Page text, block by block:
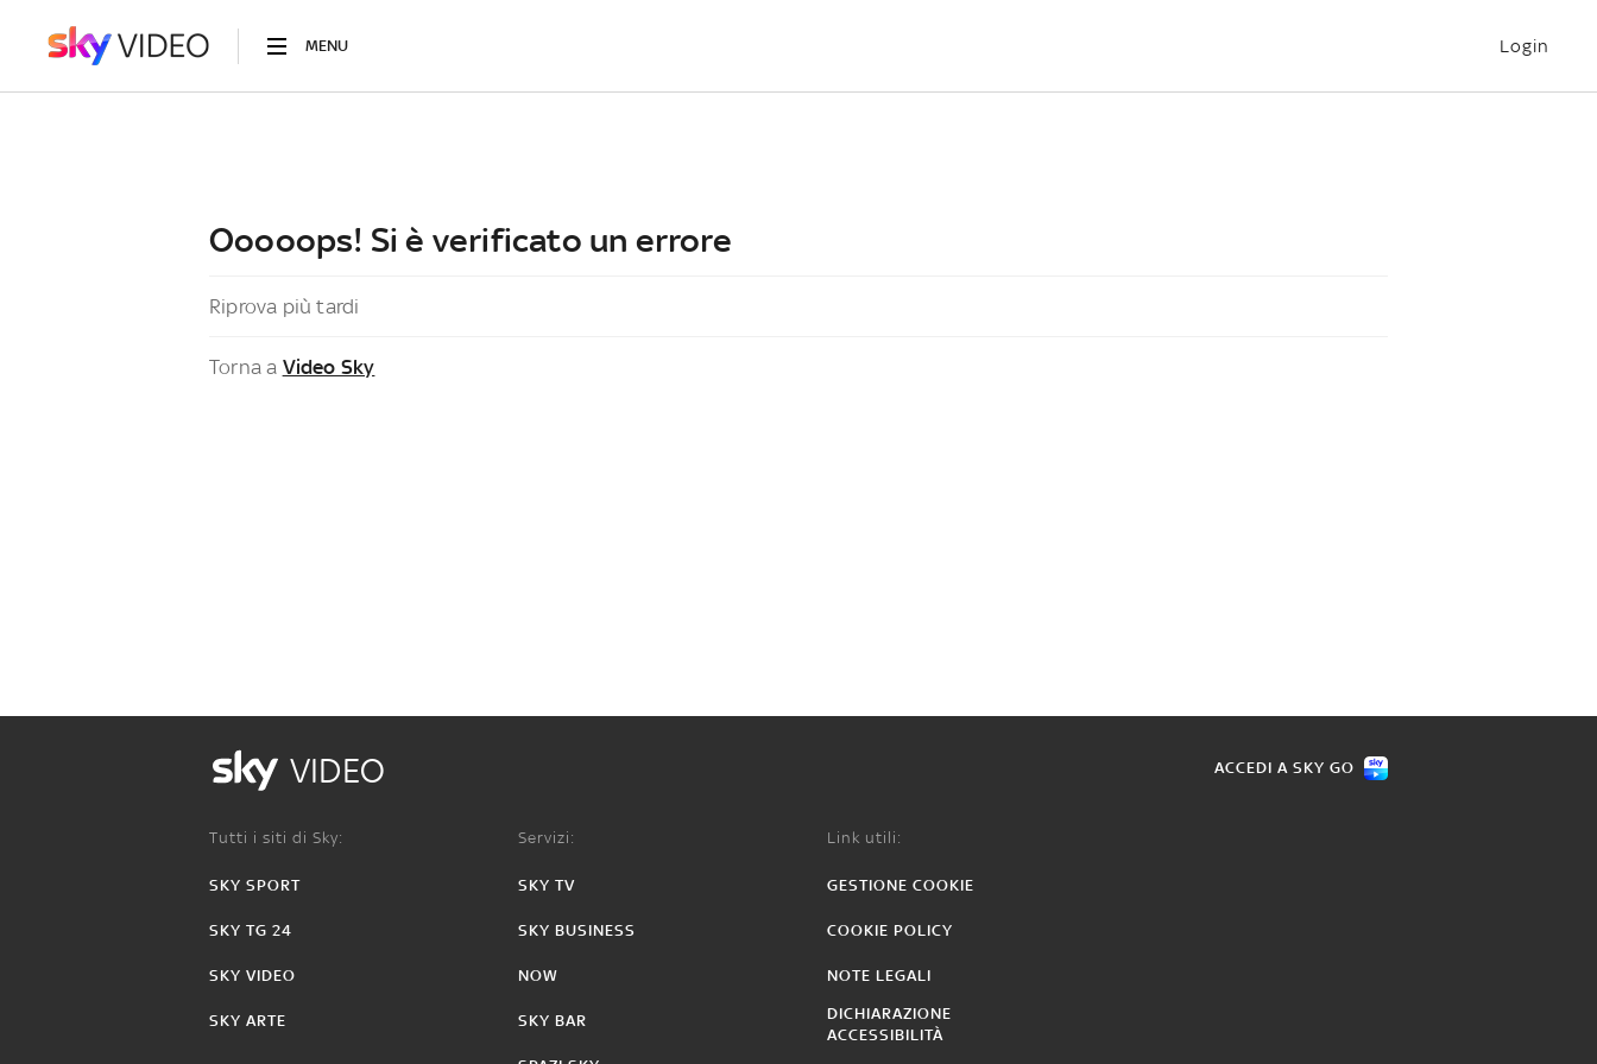
MENU Login
Ooooops! Si è verificato un errore
Riprova più tardi
Torna a Video Sky
VIDEO ACCEDI A SKY GO
Tutti i siti di Sky:
SKY SPORT
SKY TG 24
SKY VIDEO
SKY ARTE
Servizi:
SKY TV
SKY BUSINESS
NOW
SKY BAR
Link utili:
GESTIONE COOKIE
COOKIE POLICY
NOTE LEGALI
DICHIARAZIONE
ACCESSIBILITÀ